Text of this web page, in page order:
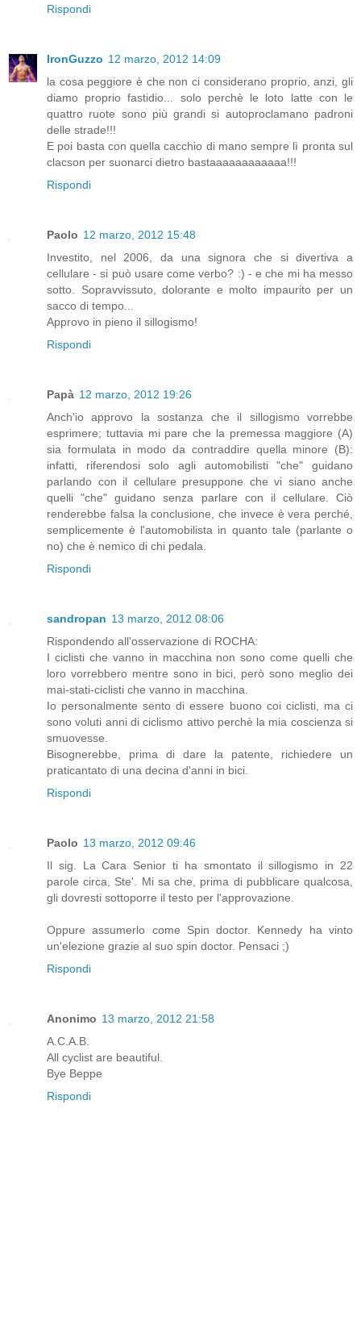
Rispondi
IronGuzzo 12 marzo, 2012 14:09
la cosa peggiore è che non ci considerano proprio, anzi, gli
diamo proprio fastidio... solo perchè le loto latte con le
quattro ruote sono più grandi si autoproclamano padroni
delle strade!!!
E poi basta con quella cacchio di mano sempre lì pronta sul
clacson per suonarci dietro bastaaaaaaaaaaaa!!!
Rispondi
Paolo 12 marzo, 2012 15:48
Investito, nel 2006, da una signora che si divertiva a
cellulare - si può usare come verbo? :) - e che mi ha messo
sotto. Sopravvissuto, dolorante e molto impaurito per un
sacco di tempo...
Approvo in pieno il sillogismo!
Rispondi
Papà 12 marzo, 2012 19:26
Anch'io approvo la sostanza che il sillogismo vorrebbe
esprimere; tuttavia mi pare che la premessa maggiore (A)
sia formulata in modo da contraddire quella minore (B):
infatti, riferendosi solo agli automobilisti "che" guidano
parlando con il cellulare presuppone che vi siano anche
quelli "che" guidano senza parlare con il cellulare. Ciò
renderebbe falsa la conclusione, che invece è vera perché,
semplicemente è l'automobilista in quanto tale (parlante o
no) che è nemico di chi pedala.
Rispondi
sandropan 13 marzo, 2012 08:06
Rispondendo all'osservazione di ROCHA:
I ciclisti che vanno in macchina non sono come quelli che
loro vorrebbero mentre sono in bici, però sono meglio dei
mai-stati-ciclisti che vanno in macchina.
Io personalmente sento di essere buono coi ciclisti, ma ci
sono voluti anni di ciclismo attivo perchè la mia coscienza si
smuovesse.
Bisognerebbe, prima di dare la patente, richiedere un
praticantato di una decina d'anni in bici.
Rispondi
Paolo 13 marzo, 2012 09:46
Il sig. La Cara Senior ti ha smontato il sillogismo in 22
parole circa, Ste'. Mi sa che, prima di pubblicare qualcosa,
gli dovresti sottoporre il testo per l'approvazione.
Oppure assumerlo come Spin doctor. Kennedy ha vinto
un'elezione grazie al suo spin doctor. Pensaci ;)
Rispondi
Anonimo 13 marzo, 2012 21:58
A.C.A.B.
All cyclist are beautiful.
Bye Beppe
Rispondi